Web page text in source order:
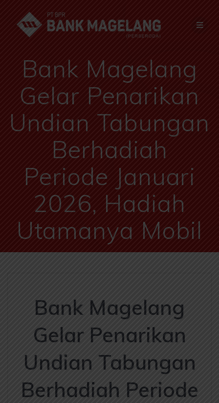
Bank Magelang
Gelar Penarikan
Undian Tabungan
Berhadiah
Periode Januari
2026, Hadiah
Utamanya Mobil
Bank Magelang
Gelar Penarikan
Undian Tabungan
Berhadiah Periode